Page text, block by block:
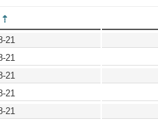
21
21
21
21
21